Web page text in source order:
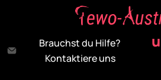
Brauchst du Hilfe?
Kontaktiere uns